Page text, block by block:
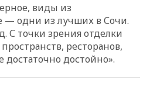
виды из
одни из лучших в Сочи.
С точки зрения отделки
ресторанов,
достаточно достойно».